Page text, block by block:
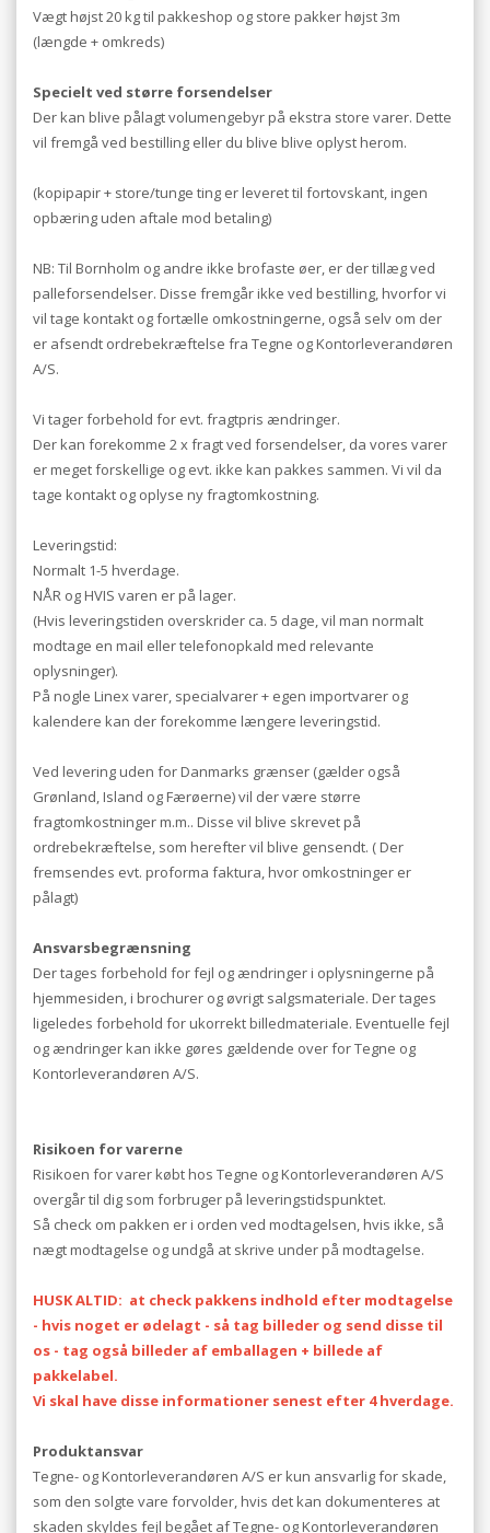
Vægt højst 20 kg til pakkeshop og store pakker højst 3m
(længde + omkreds)
Specielt ved større forsendelser
Der kan blive pålagt volumengebyr på ekstra store varer. Dette
vil fremgå ved bestilling eller du blive blive oplyst herom.
(kopipapir + store/tunge ting er leveret til fortovskant, ingen
opbæring uden aftale mod betaling)
NB: Til Bornholm og andre ikke brofaste øer, er der tillæg ved
palleforsendelser. Disse fremgår ikke ved bestilling, hvorfor vi
vil tage kontakt og fortælle omkostningerne, også selv om der
er afsendt ordrebekræftelse fra Tegne og Kontorleverandøren
A/S.
Vi tager forbehold for evt. fragtpris ændringer.
Der kan forekomme 2 x fragt ved forsendelser, da vores varer
er meget forskellige og evt. ikke kan pakkes sammen. Vi vil da
tage kontakt og oplyse ny fragtomkostning.
Leveringstid:
Normalt 1-5 hverdage.
NÅR og HVIS varen er på lager.
(Hvis leveringstiden overskrider ca. 5 dage, vil man normalt
modtage en mail eller telefonopkald med relevante
oplysninger).
På nogle Linex varer, specialvarer + egen importvarer og
kalendere kan der forekomme længere leveringstid.
Ved levering uden for Danmarks grænser (gælder også
Grønland, Island og Færøerne) vil der være større
fragtomkostninger m.m.. Disse vil blive skrevet på
ordrebekræftelse, som herefter vil blive gensendt. ( Der
fremsendes evt. proforma faktura, hvor omkostninger er
pålagt)
Ansvarsbegrænsning
Der tages forbehold for fejl og ændringer i oplysningerne på
hjemmesiden, i brochurer og øvrigt salgsmateriale. Der tages
ligeledes forbehold for ukorrekt billedmateriale. Eventuelle fejl
og ændringer kan ikke gøres gældende over for Tegne og
Kontorleverandøren A/S.
Risikoen for varerne
Risikoen for varer købt hos Tegne og Kontorleverandøren A/S
overgår til dig som forbruger på leveringstidspunktet.
Så check om pakken er i orden ved modtagelsen, hvis ikke, så
nægt modtagelse og undgå at skrive under på modtagelse.
HUSK ALTID: at check pakkens indhold efter modtagelse
- hvis noget er ødelagt - så tag billeder og send disse til
os - tag også billeder af emballagen + billede af
pakkelabel.
Vi skal have disse informationer senest efter 4 hverdage.
Produktansvar
Tegne- og Kontorleverandøren A/S er kun ansvarlig for skade,
som den solgte vare forvolder, hvis det kan dokumenteres at
skaden skyldes fejl begået af Tegne- og Kontorleverandøren